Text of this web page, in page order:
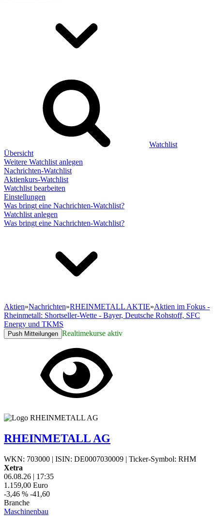
Watchlist
Übersicht
Weitere Watchlist anlegen
Nachrichten-Watchlist
Aktienkurs-Watchlist
Watchlist bearbeiten
Einstellungen
Was bringt eine Nachrichten-Watchlist?
Watchlist anlegen
Was bringt eine Nachrichten-Watchlist?
Aktien»Nachrichten»RHEINMETALL AKTIE»Aktien im Fokus -
Rheinmetall: Shortseller-Wette - Bayer, Deutsche Rohstoff, SFC
Energy und TKMS
Push Mitteilungen Realtimekurse aktiv
RHEINMETALL AG
WKN: 703000 | ISIN: DE0007030009 | Ticker-Symbol: RHM
Xetra
06.08.26 | 17:35
1.159,00 Euro
-3,46 % -41,60
Branche
Maschinenbau